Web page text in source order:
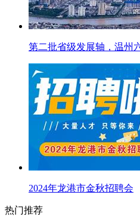
第二批省级发展轴，温州
2024年龙港市金秋招聘会
热门推荐